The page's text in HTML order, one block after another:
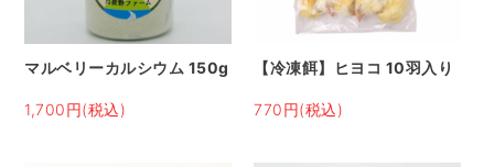
マルベリーカルシウム 150g
1,700円(税込)
【冷凍餌】ヒヨコ 10羽入り
770円(税込)